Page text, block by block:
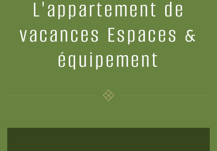
L'appartement de
vacances Espaces &
équipement